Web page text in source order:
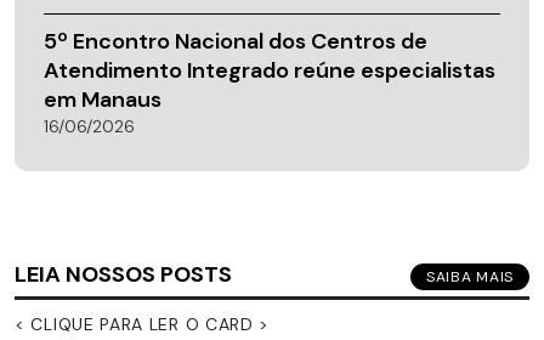
5º Encontro Nacional dos Centros de
Atendimento Integrado reúne especialistas
em Manaus
16/06/2026
LEIA NOSSOS POSTS SAIBA MAIS
< CLIQUE PARA LER O CARD >